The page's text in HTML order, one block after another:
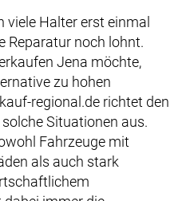
viele Halter erst einmal
Reparatur noch lohnt.
Jena möchte,
zu hohen
regional.de richtet den
Situationen aus.
Fahrzeuge mit
als auch stark